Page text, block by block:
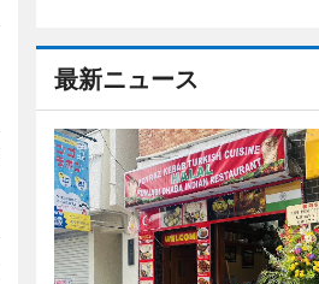
最新ニュース